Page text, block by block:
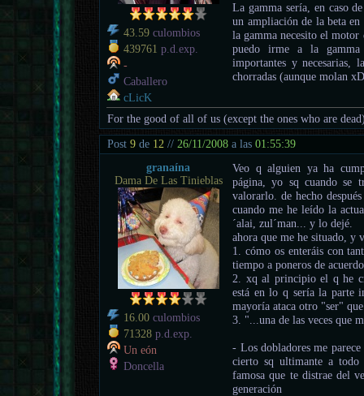
43.59 culombios
439761 p.d.exp.
-
Caballero
cLicK
La gamma sería, en caso
un ampliación de la beta en
la gamma necesito el motor
puedo irme a la gamma
importantes y necesarias,
chorradas (aunque molan
For the good of all of us (except the ones who are
Post9 de 12 // 26/11/2008 a las01:55:39
granaína
Dama De Las Tinieblas
16.00 culombios
71328 p.d.exp.
Un eón
Doncella
Veo q alguien ya ha
página, yo sq cuando se
valorarlo. de hecho
cuando me he leído la
´alai, zul´man... y lo dejé.
ahora que me he situado, y
1. cómo os enteráis con
tiempo a poneros de
2. xq al principio el q he
está en lo q sería la parte
mayoría ataca otro "ser" que
3. "...una de las veces que
- Los dobladores me
cierto sq ultimante a
famosa que te distrae del
generación